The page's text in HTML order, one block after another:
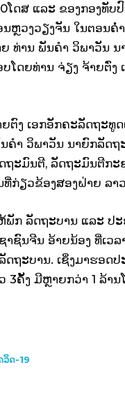
ໂດສ ແລະ ຂອງກອງທັບ
ວງວຽງຈັນ ໃນຕອນຄໍ່າ
ທ່ານ ພັນຄໍາ ວິພາວັນ
ໂດຍທ່ານ ຈ່ຽງ ຈ້າຍຕົ່
ຕົງ ເອກອັກຄະລັດຖະ
ຄຳ ວິພາວັນ ນາຍົກລັດ
ະມົນຕີ, ລັດຖະມົນຕີກະ
ກ່ຽວຂ້ອງສອງຝ່າຍ ລາ
ກ ລັດຖະບານ ແລະ ປ
ຊົນຈີນ ອ້າຍນ້ອງ ທີ່ເວ
ຖະບານ. ເຊິ່ງມາຮອດ
3ຄັ້ງ ມີຫຼາຍກວ່າ 1 ລ້ານ
ວິດ-19